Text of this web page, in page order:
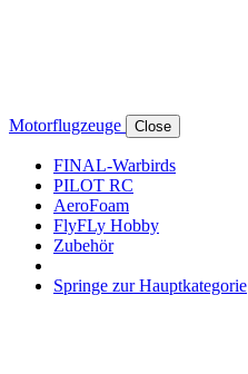
Motorflugzeuge Close
FINAL-Warbirds
PILOT RC
AeroFoam
FlyFLy Hobby
Zubehör
Springe zur Hauptkategorie